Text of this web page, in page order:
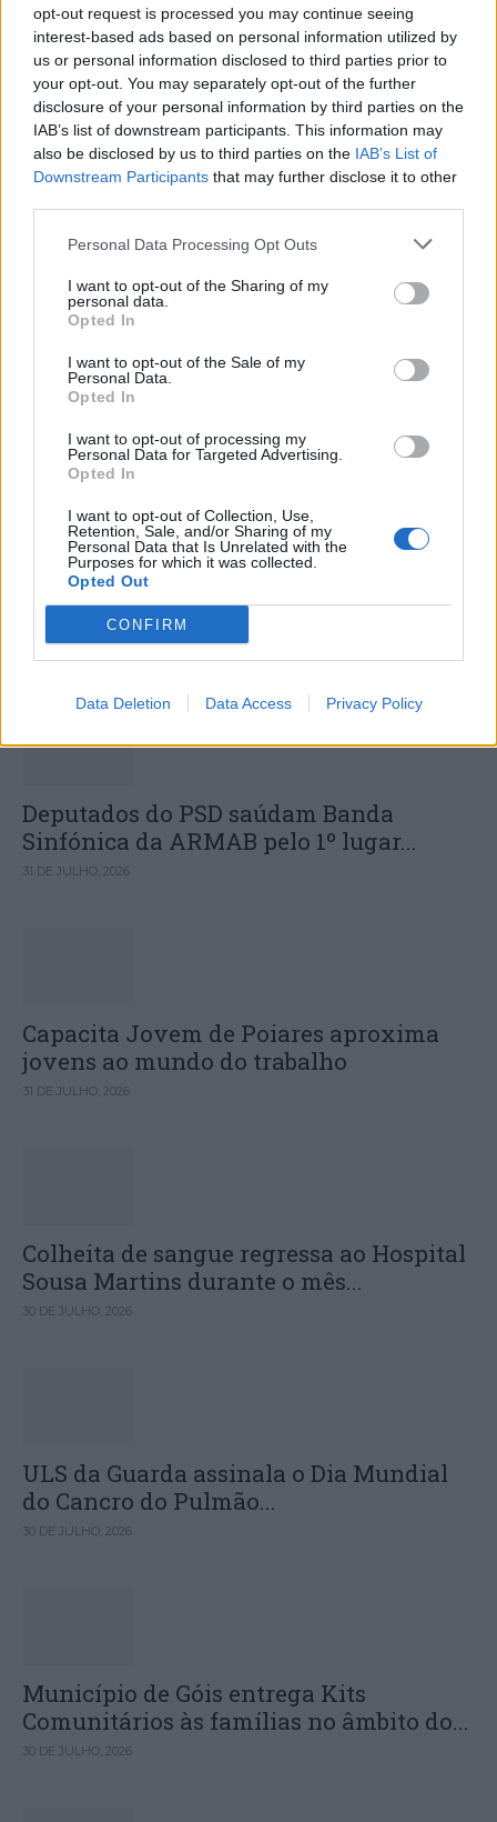
opt-out request is processed you may continue seeing
interest-based ads based on personal information utilized by
us or personal information disclosed to third parties prior to
your opt-out. You may separately opt-out of the further
disclosure of your personal information by third parties on the
IAB’s list of downstream participants. This information may
also be disclosed by us to third parties on the IAB’s List of
Downstream Participants that may further disclose it to other
Personal Data Processing Opt Outs
I want to opt-out of the Sharing of my
personal data.
Opted In
I want to opt-out of the Sale of my
Personal Data.
Opted In
I want to opt-out of processing my
Personal Data for Targeted Advertising.
Opted In
I want to opt-out of Collection, Use,
Retention, Sale, and/or Sharing of my
Personal Data that Is Unrelated with the
Purposes for which it was collected.
Opted Out
CONFIRM
Data Deletion Data Access Privacy Policy
Capacita Jovem de Poiares aproxima
Colheita de sangue regressa ao
Hospital Sousa Martins durante o mês
de agosto
DESTAQUES
Deputados do PSD saúdam Banda
Sinfónica da ARMAB pelo 1º lugar...
31 DE JULHO, 2026
Capacita Jovem de Poiares aproxima
jovens ao mundo do trabalho
31 DE JULHO, 2026
Colheita de sangue regressa ao Hospital
Sousa Martins durante o mês...
30 DE JULHO, 2026
ULS da Guarda assinala o Dia Mundial
do Cancro do Pulmão...
30 DE JULHO, 2026
Município de Góis entrega Kits
Comunitários às famílias no âmbito do...
30 DE JULHO, 2026